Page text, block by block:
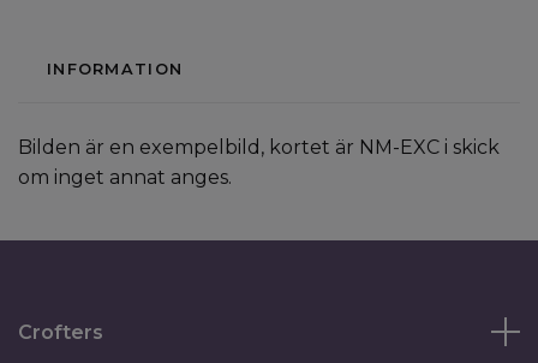
INFORMATION
Bilden är en exempelbild, kortet är NM-EXC i skick
om inget annat anges.
Crofters